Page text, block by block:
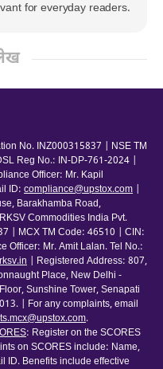
for everyday readers.
No. INZ000315837 | NSE TM
Reg No.: IN-DP-761-2024 |
Officer: Mr. Kapil
ID: compliance@upstox.com
Barakhamba Road,
Commodities India Pvt.
| MCX TM Code: 46510 | CIN:
Officer: Mr. Amit Lalan. Tel No.:
| Registered Address: 807,
Place, New Delhi -
Sunshine Tower, Senapati
| For any complaints, email
.
: Register on the SCORES
on SCORES include: Name,
ID. Benefits include effective